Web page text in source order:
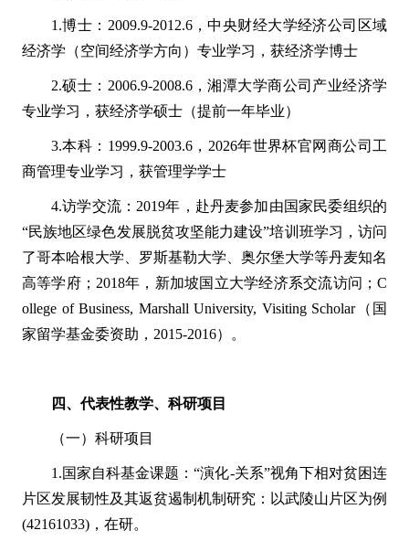
1.博士：2009.9-2012.6，中央财经大学经济公司区域
经济学（空间经济学方向）专业学习，获经济学博士
2.硕士：2006.9-2008.6，湘潭大学商公司产业经济学
专业学习，获经济学硕士（提前一年毕业）
3.本科：1999.9-2003.6，2026年世界杯官网商公司工
商管理专业学习，获管理学学士
4.访学交流：2019年，赴丹麦参加由国家民委组织的
“民族地区绿色发展脱贫攻坚能力建设”培训班学习，访问
了哥本哈根大学、罗斯基勒大学、奥尔堡大学等丹麦知名
高等学府；2018年，新加坡国立大学经济系交流访问；C
ollege of Business, Marshall University, Visiting Scholar（国
家留学基金委资助，2015-2016）。
四、代表性教学、科研项目
（一）科研项目
1.国家自科基金课题：“演化-关系”视角下相对贫困连
片区发展韧性及其返贫遏制机制研究：以武陵山片区为例
(42161033)，在研。